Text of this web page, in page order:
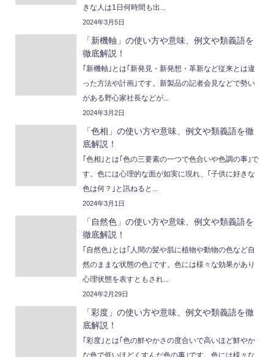
きな人は1日何時間も出...
2024年3月5日
「新機軸」の使い方や意味、例文や類義語を
徹底解説！
｢新機軸｣とは｢新発見・新発想・革新など従来とは違
った方法や計画｣です。新製品の記者会見などで勢い
がある野心家社長などが...
2024年3月2日
「色相」の使い方や意味、例文や類義語を徹
底解説！
｢色相｣とは｢色の三要素の一つで色合いや色調の事｣で
す。色には心理的な面が如実に現れ、｢子供に好きな
色は何？｣と訊ねると...
2024年3月1日
「自然色」の使い方や意味、例文や類義語を
徹底解説！
｢自然色｣とは｢人間の髪や肌に植物や動物の色など自
然のままな状態の色｣です。色には様々な効果があり
心理状態を表すともされ...
2024年2月29日
「彩度」の使い方や意味、例文や類義語を徹
底解説！
｢彩度｣とは｢色の鮮やかさの度合いで高いほど鮮やか
な色で低いほどくすんだ色の事｣です。色には様々な